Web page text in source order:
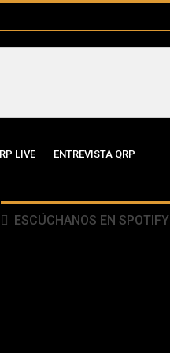
LIVE ENTREVISTA QRP
ESCÚCHANOS EN SPOTIFY